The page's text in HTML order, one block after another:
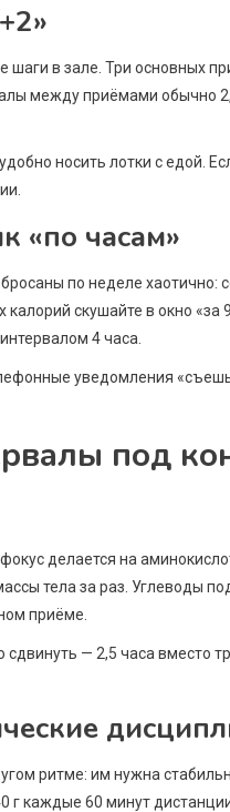
шаги в зале. Три основных
между приёмами обычно
носить лотки с едой.
«по часам»
по неделе
скушайте в окно
4 часа.
уведомления
под
делается на
тела за раз. Углеводы
приёме.
— 2,5 часа вместо
ритме: им нужна
г каждые 60 минут